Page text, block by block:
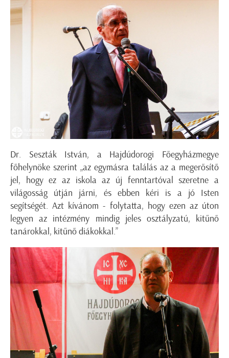
Dr. Seszták István, a Hajdúdorogi Főegyházmegye
főhelynöke szerint „az egymásra találás az a megerősítő
jel, hogy ez az iskola az új fenntartóval szeretne a
világosság útján járni, és ebben kéri is a jó Isten
segítségét. Azt kívánom - folytatta, hogy ezen az úton
legyen az intézmény mindig jeles osztályzatú, kitűnő
tanárokkal, kitűnő diákokkal.”